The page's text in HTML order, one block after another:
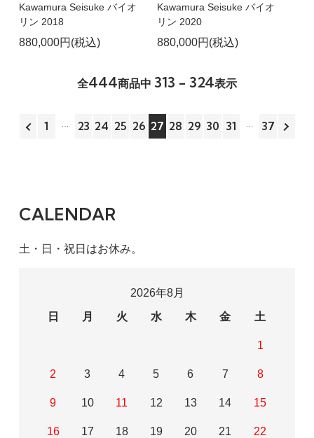
Kawamura Seisuke バイオ
リン 2018
880,000円(税込)
Kawamura Seisuke バイオ
リン 2020
880,000円(税込)
全444商品中 313 - 324表示
1 23 24 25 26 27 28 29 30 31 37
CALENDAR
土・日・祝日はお休み。
2026年8月
日
月 火 水 木 金 土
1
2 3 4 5 6 7 8
9 10 11 12 13 14 15
16 17 18 19 20 21 22